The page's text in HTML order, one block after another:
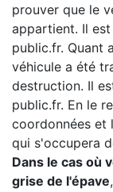
prouver que le
appartient. Il
public.fr. Quant
véhicule a été
destruction. Il
public.fr. En le
coordonnées et
qui s'occupera
Dans le cas où
grise de l'épave